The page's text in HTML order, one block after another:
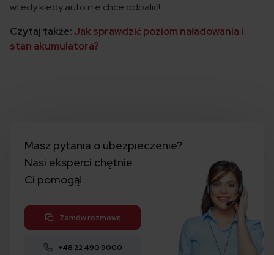
wtedy kiedy auto nie chce odpalić!
Czytaj także:Jak sprawdzić poziom naładowania i
stan akumulatora?
Masz pytania o ubezpieczenie?
Nasi eksperci chętnie
Ci pomogą!
Zamów rozmowę
+48 22 490 9000